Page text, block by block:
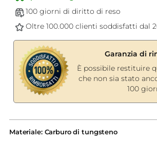
100 giorni di diritto di reso
Oltre 100.000 clienti soddisfatti dal
Garanzia di
È possibile restituire
che non sia stato
100
prodotto
Materiale: Carburo di tungsteno